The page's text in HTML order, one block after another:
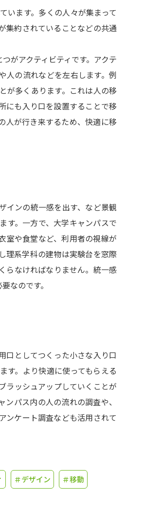
大学で学べる内容や特徴を
新増設大学・学部・学科特集
奨学金・
進路の３択
新学年スタート号特
新学年スタート号特集ページ（高2生
SELFBRAND特集ページ
オープンキャンパスなどを
実施プ
受験準備
志望校・出願校を調べる
併願校選び 受験スケジュールを立
テレメール全国一斉進学調査
新
大学で学びたい学問発見
学問のミニ講義「夢ナビ講義」
資料の料金の お支払いについて
います。多くの人々が集まって
集約されていることなどの共通
がアクティビティです。アクテ
人の流れなどを左右します。例
が多くあります。これは人の移
にも入り口を設置することで移
人が行き来するため、快適に移
インの統一感を出す、など景観
す。一方で、大学キャンパスで
室や食堂など、利用者の視線が
理系学科の建物は実験台を窓際
らなければなりません。統一感
なのです。
口としてつくった小さな入り口
す。より快適に使ってもらえる
ラッシュアップしていくことが
パス内の人の流れの調査や、
ンケート調査なども活用されて
＃デザイン ＃移動